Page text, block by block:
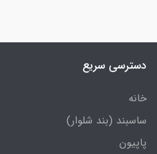
دسترسی سریع
خانه
ساسبند (بند شلوار)
پاپیون